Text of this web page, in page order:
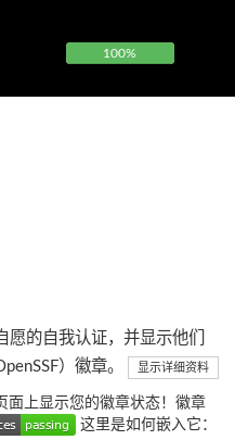
100%
的自我认证，并显示他们
）徽章。
显示详细资料
面上显示您的徽章状态！徽章
这里是如何嵌入它：